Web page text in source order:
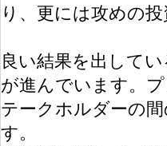
り、更には攻めの
良い結果を出して
が進んでいます。
テークホルダーの
す。